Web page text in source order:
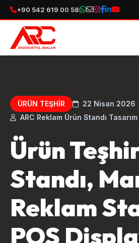
+90 542 619 00 58
ÜRÜN TEŞHIR
22 Nisan 2026
ARC Reklam Ürün Standı
Ürün
Standı,
Reklam
POS